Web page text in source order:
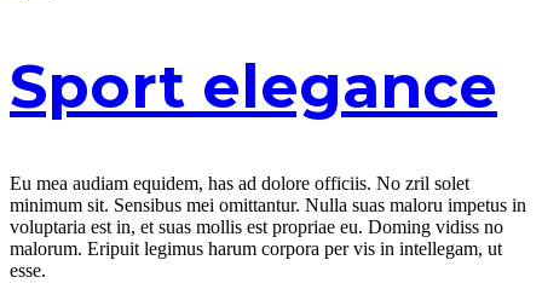
Sport elegance
Eu mea audiam equidem, has ad dolore officiis. No zril solet
minimum sit. Sensibus mei omittantur. Nulla suas maloru impetus in
voluptaria est in, et suas mollis est propriae eu. Doming vidiss no
malorum. Eripuit legimus harum corpora per vis in intellegam, ut
esse.